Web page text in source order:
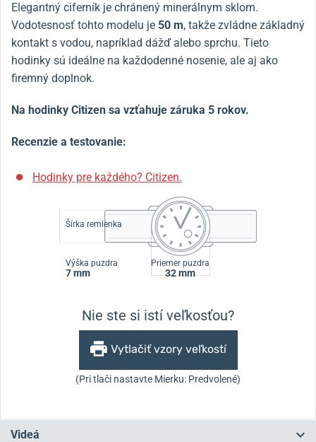
Elegantný ciferník je chránený minerálnym sklom.
Vodotesnosť tohto modelu je 50 m, takže zvládne základný
kontakt s vodou, napríklad dážď alebo sprchu. Tieto
hodinky sú ideálne na každodenné nosenie, ale aj ako
firemný doplnok.
Na hodinky Citizen sa vzťahuje záruka 5 rokov.
Recenzie a testovanie:
Hodinky pre každého? Citizen.
Šírka remienka
Výška puzdra
7 mm
Priemer puzdra
32 mm
Nie ste si istí veľkosťou?
Vytlačiť vzory veľkostí
(Pri tlači nastavte Mierku: Predvolené)
Videá